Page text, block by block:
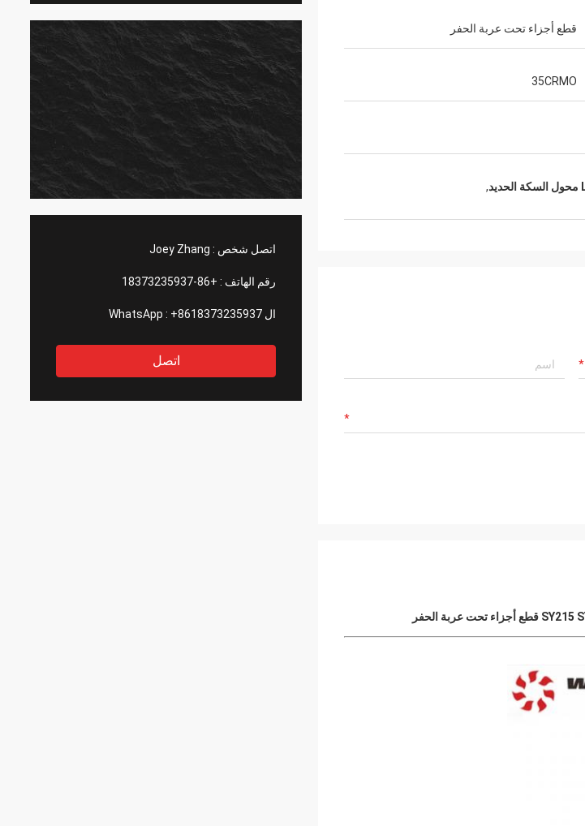
اتصل شخص : Joey Zhang
رقم الهاتف : +86-18373235937
ال WhatsApp : +8618373235937
اتصل
قطع أجزاء تحت عربة الحفر
35CRMO
,